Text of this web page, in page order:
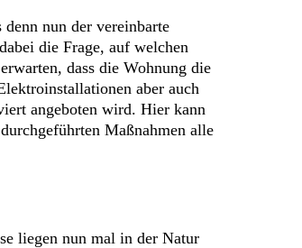
nun der vereinbarte
die Frage, auf welchen
dass die Wohnung die
aber auch
angeboten wird. Hier kann
Maßnahmen alle
liegen nun mal in der Natur